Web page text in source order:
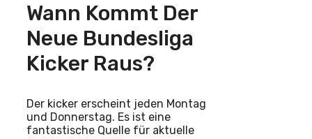
Wann Kommt Der
Neue Bundesliga
Kicker Raus?
Der kicker erscheint jeden Montag
und Donnerstag. Es ist eine
fantastische Quelle für aktuelle